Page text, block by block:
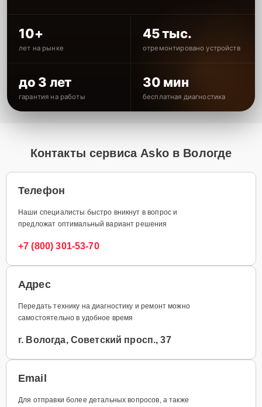
10+
лет на рынке
45 тыс.
отремонтировано устройств
до 3 лет
гарантия на работы
30 мин
бесплатная диагностика
Контакты сервиса Asko в Вологде
Телефон
Наши специалисты быстро вникнут в вопрос и
предложат оптимальный вариант решения
+7 (800) 301-53-70
Адрес
Передать технику на диагностику и ремонт можно
самостоятельно в удобное время
г. Вологда, Советский просп., 37
Email
Для отправки более детальных вопросов, а также